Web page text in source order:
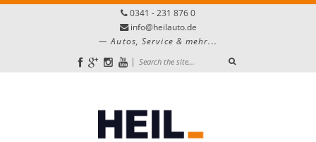
0341 - 231 876 0
info@heilauto.de
Autos, Service & mehr...
|